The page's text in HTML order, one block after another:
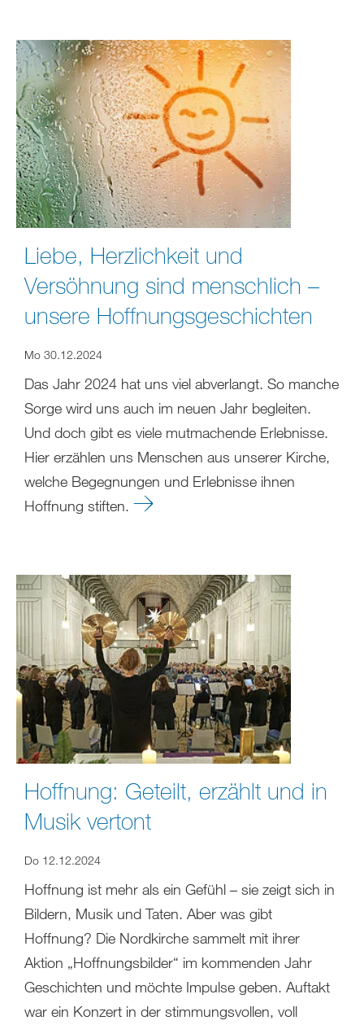
Liebe, Herzlichkeit und
Versöhnung sind menschlich –
unsere Hoffnungsgeschichten
Mo 30.12.2024
Das Jahr 2024 hat uns viel abverlangt. So manche
Sorge wird uns auch im neuen Jahr begleiten.
Und doch gibt es viele mutmachende Erlebnisse.
Hier erzählen uns Menschen aus unserer Kirche,
welche Begegnungen und Erlebnisse ihnen
Hoffnung stiften.
Hoffnung: Geteilt, erzählt und in
Musik vertont
Do 12.12.2024
Hoffnung ist mehr als ein Gefühl – sie zeigt sich in
Bildern, Musik und Taten. Aber was gibt
Hoffnung? Die Nordkirche sammelt mit ihrer
Aktion „Hoffnungsbilder“ im kommenden Jahr
Geschichten und möchte Impulse geben. Auftakt
war ein Konzert in der stimmungsvollen, voll